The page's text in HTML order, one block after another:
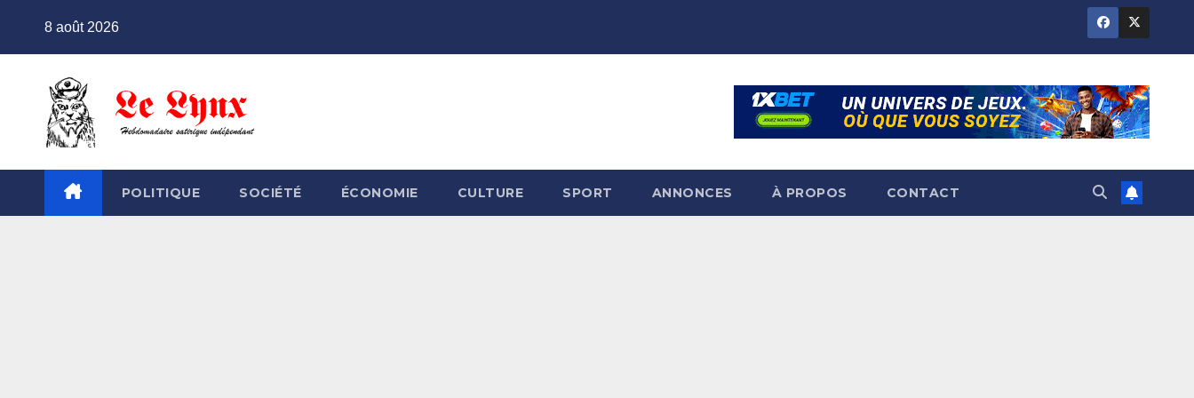
8 août 2026
POLITIQUE SOCIÉTÉ ÉCONOMIE CULTURE SPORT ANNONCES À PROPOS CONTACT